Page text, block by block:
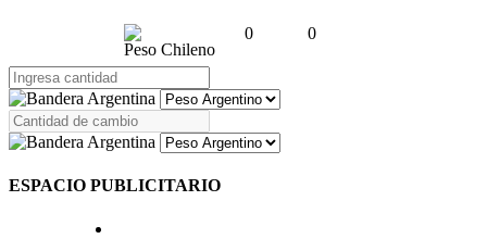
Peso Chileno
0 0
ESPACIO PUBLICITARIO